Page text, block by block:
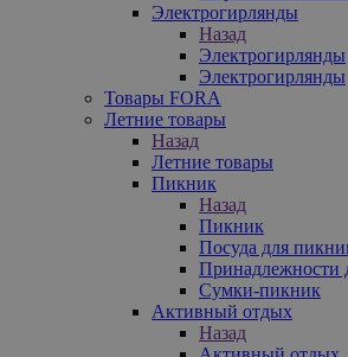
Электрогирлянды
Назад
Электрогирлянды
Электрогирлянды
Товары FORA
Летние товары
Назад
Летние товары
Пикник
Назад
Пикник
Посуда для
Принадлежности
Сумки-пикник
Активный отдых
Назад